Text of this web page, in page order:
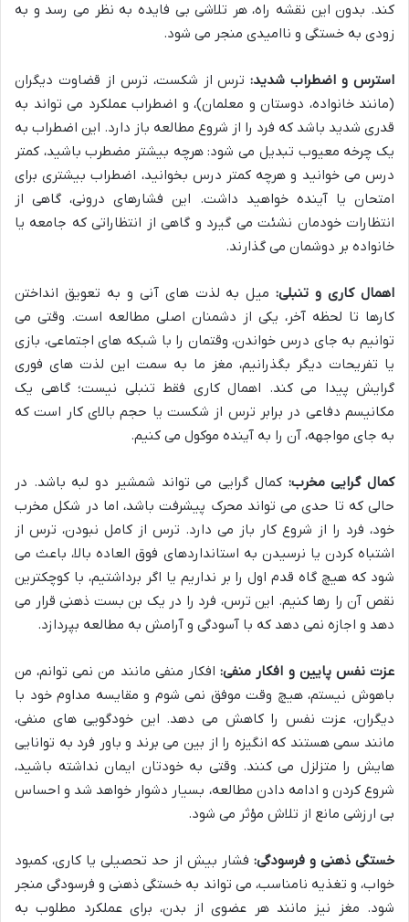
کند. بدون این نقشه راه، هر تلاشی بی فایده به نظر می رسد و به
زودی به خستگی و ناامیدی منجر می شود.
استرس و اضطراب شدید:ترس از شکست، ترس از قضاوت دیگران
(مانند خانواده، دوستان و معلمان)، و اضطراب عملکرد می تواند به
قدری شدید باشد که فرد را از شروع مطالعه باز دارد. این اضطراب به
یک چرخه معیوب تبدیل می شود: هرچه بیشتر مضطرب باشید، کمتر
درس می خوانید و هرچه کمتر درس بخوانید، اضطراب بیشتری برای
امتحان یا آینده خواهید داشت. این فشارهای درونی، گاهی از
انتظارات خودمان نشئت می گیرد و گاهی از انتظاراتی که جامعه یا
خانواده بر دوشمان می گذارند.
اهمال کاری و تنبلی:میل به لذت های آنی و به تعویق انداختن
کارها تا لحظه آخر، یکی از دشمنان اصلی مطالعه است. وقتی می
توانیم به جای درس خواندن، وقتمان را با شبکه های اجتماعی، بازی
یا تفریحات دیگر بگذرانیم، مغز ما به سمت این لذت های فوری
گرایش پیدا می کند. اهمال کاری فقط تنبلی نیست؛ گاهی یک
مکانیسم دفاعی در برابر ترس از شکست یا حجم بالای کار است که
به جای مواجهه، آن را به آینده موکول می کنیم.
کمال گرایی مخرب: کمال گرایی می تواند شمشیر دو لبه باشد. در
حالی که تا حدی می تواند محرک پیشرفت باشد، اما در شکل مخرب
خود، فرد را از شروع کار باز می دارد. ترس از کامل نبودن، ترس از
اشتباه کردن یا نرسیدن به استانداردهای فوق العاده بالا، باعث می
شود که هیچ گاه قدم اول را بر نداریم یا اگر برداشتیم، با کوچکترین
نقص آن را رها کنیم. این ترس، فرد را در یک بن بست ذهنی قرار می
دهد و اجازه نمی دهد که با آسودگی و آرامش به مطالعه بپردازد.
عزت نفس پایین و افکار منفی:افکار منفی مانند من نمی توانم، من
باهوش نیستم، هیچ وقت موفق نمی شوم و مقایسه مداوم خود با
دیگران، عزت نفس را کاهش می دهد. این خودگویی های منفی،
مانند سمی هستند که انگیزه را از بین می برند و باور فرد به توانایی
هایش را متزلزل می کنند. وقتی به خودتان ایمان نداشته باشید،
شروع کردن و ادامه دادن مطالعه، بسیار دشوار خواهد شد و احساس
بی ارزشی مانع از تلاش مؤثر می شود.
خستگی ذهنی و فرسودگی: فشار بیش از حد تحصیلی یا کاری، کمبود
خواب، و تغذیه نامناسب، می تواند به خستگی ذهنی و فرسودگی منجر
شود. مغز نیز مانند هر عضوی از بدن، برای عملکرد مطلوب به